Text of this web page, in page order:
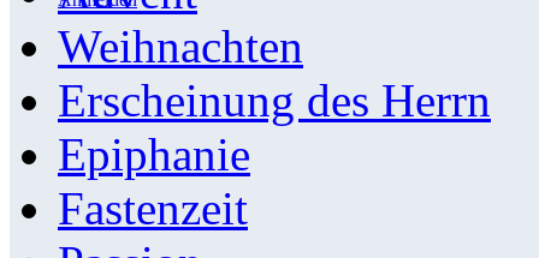
Weihnachten
Erscheinung des Herrn
Epiphanie
Fastenzeit